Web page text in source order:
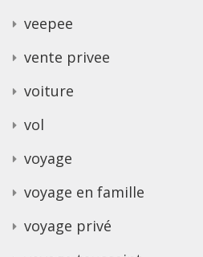
veepee
vente privee
voiture
vol
voyage
voyage en famille
voyage privé